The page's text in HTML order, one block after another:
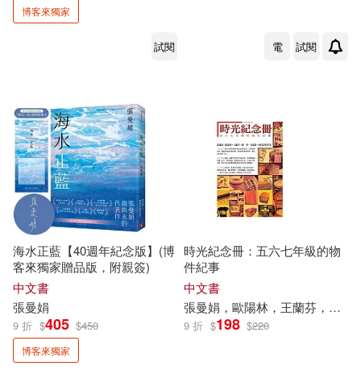
博客來獨家
試閱 電 試閱
海水正藍【40週年紀念版】(博
客來獨家贈品版，附親簽)
中文書
張曼娟
9 折 $405 $450
博客來獨家
時光紀念冊：五六七年級的物
件紀事
中文書
張曼娟 ，歐陽林，王蘭芬，陳雪，谷淑
9 折 $198 $220